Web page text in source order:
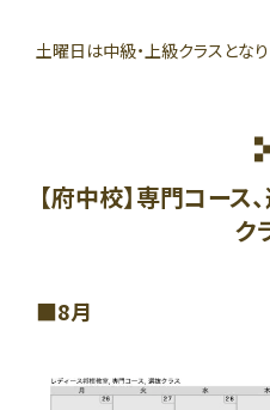
土曜日は中級・上級クラスとなり
【府中校】専門コース
ク
8月